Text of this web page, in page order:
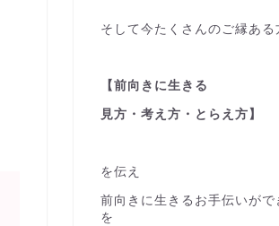
そして今たくさんのご縁ある
【前向きに生きる
見方・考え方・とらえ方】
を伝え
前向きに生きるお手伝いがで
を